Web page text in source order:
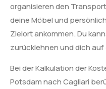
organisieren den
deine Möbel und
Zielort ankommen. Du
zurücklehnen und dich
Bei der Kalkulation der
Potsdam nach Cagliari